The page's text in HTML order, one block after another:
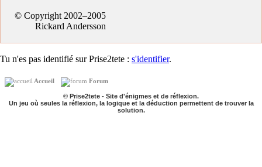
© Copyright 2002–2005
Rickard Andersson
Tu n'es pas identifié sur Prise2tete : s'identifier.
Accueil Forum
© Prise2tete - Site d'énigmes et de réflexion.
Un jeu où seules la réflexion, la logique et la déduction permettent de trouver la
solution.